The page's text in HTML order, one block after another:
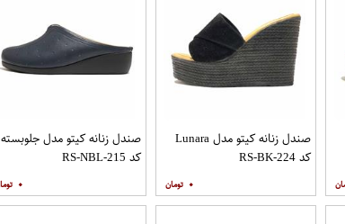
صندل زنانه کیتو مدل Lunara
کد RS-BK-224
۰
صندل زنانه کیتو مدل جلوبسته
کد RS-NBL-215
۰